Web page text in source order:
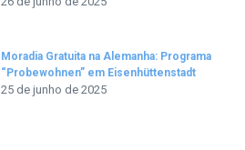
Moradia Gratuita na Alemanha: Programa
“Probewohnen” em Eisenhüttenstadt
25 de junho de 2025